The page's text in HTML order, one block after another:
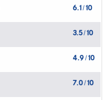
6.1/10
3.5/10
4.9 /10
7.0/10